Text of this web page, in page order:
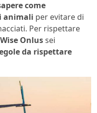
come
animali per evitare di
Per rispettare
Onlussei
da rispettare